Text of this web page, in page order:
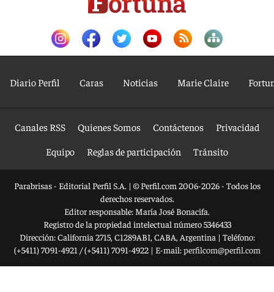
Diario Perfil Caras Noticias Marie Claire
Canales RSS Quienes Somos Contáctenos
Privacidad
Equipo
Reglas de participación Tránsito
Parabrisas - Editorial Perfil S.A. | © Perfil.com 2006-2026 - Todos los
derechos reservados.
Editor responsable: María José Bonacifa.
Registro de la propiedad intelectual número 5346433
Dirección:California 2715, C1289ABI, CABA, Argentina | Teléfono:
(+5411) 7091-4921 /(+5411) 7091-4922| E-mail:perfilcom@perfil.com